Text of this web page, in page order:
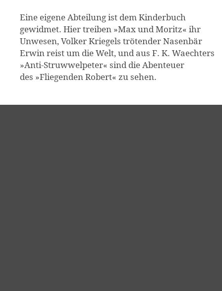
Eine eigene Abteilung ist dem Kinderbuch
gewidmet. Hier treiben »Max und Moritz« ihr
Unwesen, Volker Kriegels trötender Nasenbär
Erwin reist um die Welt, und aus F. K. Waechters
»Anti-Struwwelpeter« sind die Abenteuer
des »Fliegenden Robert« zu sehen.